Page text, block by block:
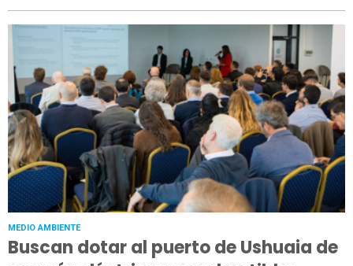
MEDIO AMBIENTE
Buscan dotar al puerto de Ushuaia de